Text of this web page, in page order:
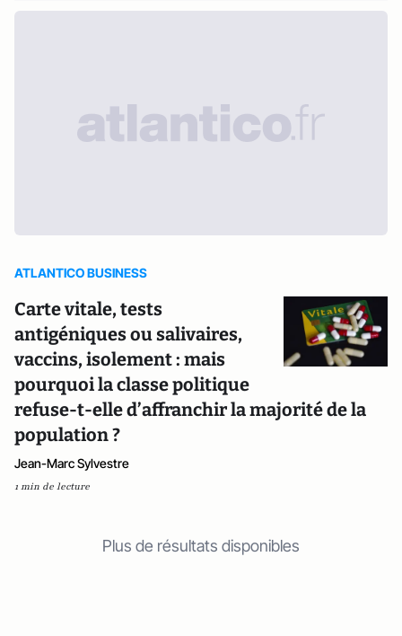
ATLANTICO BUSINESS
Carte vitale, tests
antigéniques ou salivaires,
vaccins, isolement : mais
pourquoi la classe politique
refuse-t-elle d’affranchir la majorité de la
population ?
Jean-Marc Sylvestre
1 min de lecture
Plus de résultats disponibles